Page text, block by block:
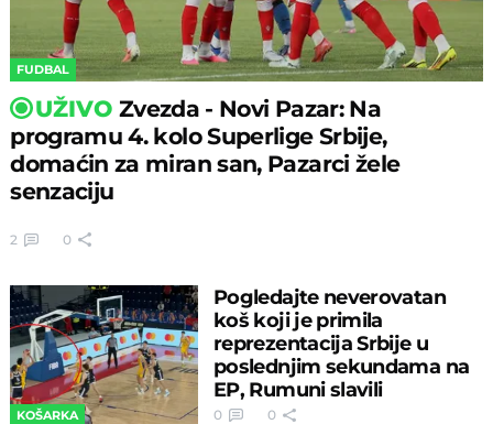
FUDBAL
UŽIVO Zvezda - Novi Pazar: Na
programu 4. kolo Superlige Srbije,
domaćin za miran san, Pazarci žele
senzaciju
2 0
KOŠARKA
Pogledajte neverovatan
koš koji je primila
reprezentacija Srbije u
poslednjim sekundama na
EP, Rumuni slavili
0 0